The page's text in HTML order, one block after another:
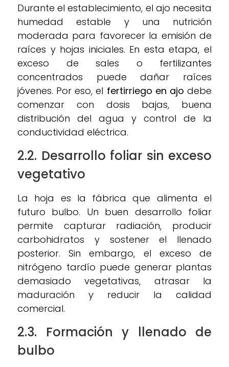
Durante el establecimiento, el ajo necesita
humedad estable y una nutrición
moderada para favorecer la emisión de
raíces y hojas iniciales. En esta etapa, el
exceso de sales o fertilizantes
concentrados puede dañar raíces
jóvenes. Por eso, el fertirriego en ajo debe
comenzar con dosis bajas, buena
distribución del agua y control de la
conductividad eléctrica.
2.2. Desarrollo foliar sin exceso
vegetativo
La hoja es la fábrica que alimenta el
futuro bulbo. Un buen desarrollo foliar
permite capturar radiación, producir
carbohidratos y sostener el llenado
posterior. Sin embargo, el exceso de
nitrógeno tardío puede generar plantas
demasiado vegetativas, atrasar la
maduración y reducir la calidad
comercial.
2.3. Formación y llenado de
bulbo